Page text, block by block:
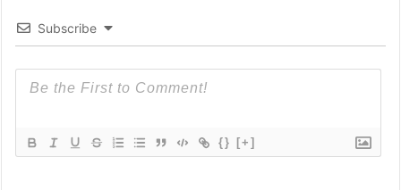
Subscribe
{} [+]